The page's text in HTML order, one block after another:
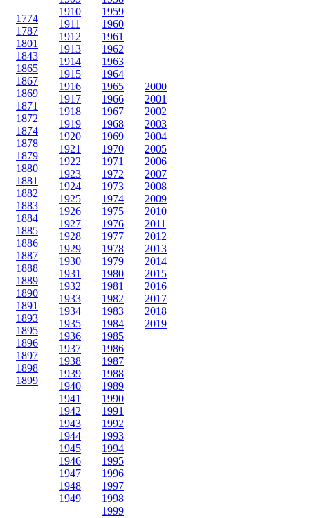
1774
1787
1801
1843
1865
1867
1869
1871
1872
1874
1878
1879
1880
1881
1882
1883
1884
1885
1886
1887
1888
1889
1890
1891
1893
1895
1896
1897
1898
1899
1910
1911
1912
1913
1914
1915
1916
1917
1918
1919
1920
1921
1922
1923
1924
1925
1926
1927
1928
1929
1930
1931
1932
1933
1934
1935
1936
1937
1938
1939
1940
1941
1942
1943
1944
1945
1946
1947
1948
1949
1959
1960
1961
1962
1963
1964
1965
1966
1967
1968
1969
1970
1971
1972
1973
1974
1975
1976
1977
1978
1979
1980
1981
1982
1983
1984
1985
1986
1987
1988
1989
1990
1991
1992
1993
1994
1995
1996
1997
1998
1999
2000
2001
2002
2003
2004
2005
2006
2007
2008
2009
2010
2011
2012
2013
2014
2015
2016
2017
2018
2019